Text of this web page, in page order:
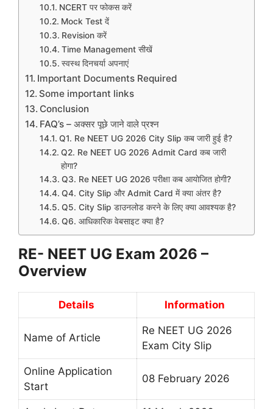
NCERT पर फोकस करें
Mock Test दें
Revision करें
Time Management सीखें
स्वस्थ दिनचर्या अपनाएं
Important Documents Required
Some important links
Conclusion
FAQ’s – अक्सर पूछे जाने वाले प्रश्न
Q1. Re NEET UG 2026 City Slip कब जारी हुई है?
Q2. Re NEET UG 2026 Admit Card कब जारी
होगा?
Q3. Re NEET UG 2026 परीक्षा कब आयोजित होगी?
Q4. City Slip और Admit Card में क्या अंतर है?
Q5. City Slip डाउनलोड करने के लिए क्या आवश्यक है?
Q6. आधिकारिक वेबसाइट क्या है?
RE- NEET UG Exam 2026 –
Overview
Details Information
Name of Article
Re NEET UG 2026
Exam City Slip
Online Application
Start
08 February 2026